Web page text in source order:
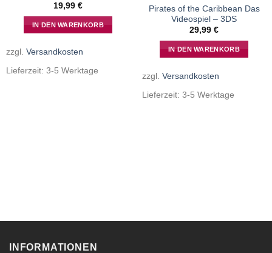
19,99 €
IN DEN WARENKORB
zzgl. Versandkosten
Lieferzeit: 3-5 Werktage
Pirates of the Caribbean Das
Videospiel – 3DS
29,99 €
IN DEN WARENKORB
zzgl. Versandkosten
Lieferzeit: 3-5 Werktage
INFORMATIONEN